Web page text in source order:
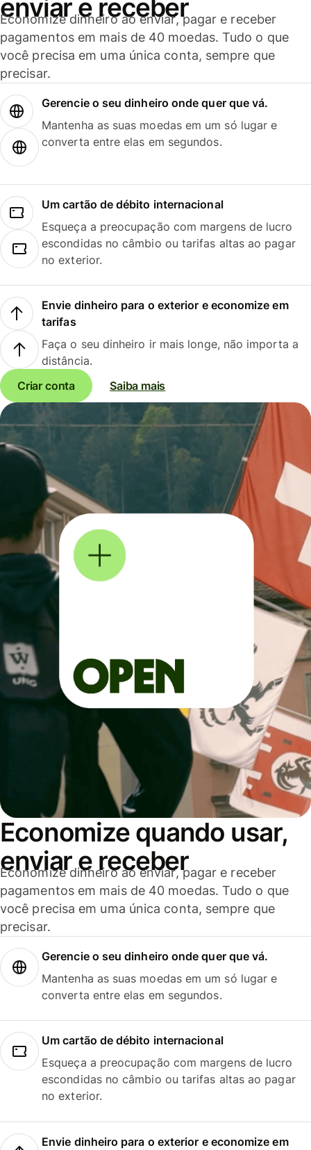
enviar e receber
Economize dinheiro ao enviar, pagar e receber
pagamentos em mais de 40 moedas. Tudo o que
você precisa em uma única conta, sempre que
precisar.
Gerencie o seu dinheiro onde quer que vá.
Mantenha as suas moedas em um só lugar e
converta entre elas em segundos.
Um cartão de débito internacional
Esqueça a preocupação com margens de lucro
escondidas no câmbio ou tarifas altas ao pagar
no exterior.
Envie dinheiro para o exterior e economize em
tarifas
Faça o seu dinheiro ir mais longe, não importa a
distância.
Criar conta
Saiba mais
Economize quando usar,
enviar e receber
Economize dinheiro ao enviar, pagar e receber
pagamentos em mais de 40 moedas. Tudo o que
você precisa em uma única conta, sempre que
precisar.
Gerencie o seu dinheiro onde quer que vá.
Mantenha as suas moedas em um só lugar e
converta entre elas em segundos.
Um cartão de débito internacional
Esqueça a preocupação com margens de lucro
escondidas no câmbio ou tarifas altas ao pagar
no exterior.
Envie dinheiro para o exterior e economize em